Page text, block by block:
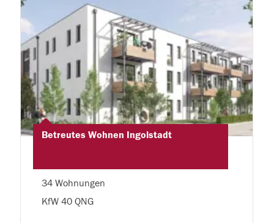
Betreutes Wohnen Ingolstadt
34 Wohnungen
KfW 40 QNG